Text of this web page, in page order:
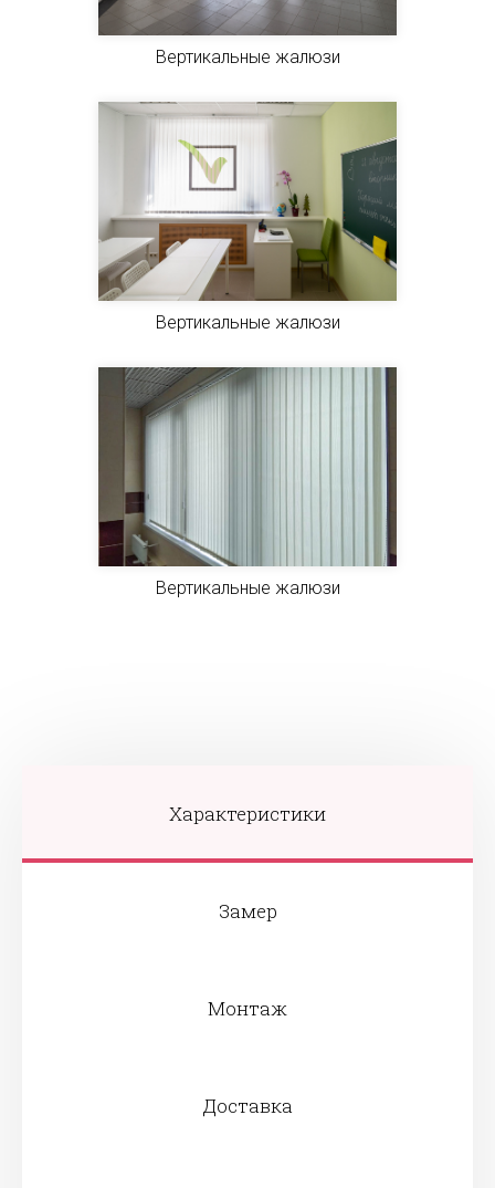
Вертикальные жалюзи
Вертикальные жалюзи
Вертикальные жалюзи
Характеристики
Замер
Монтаж
Доставка